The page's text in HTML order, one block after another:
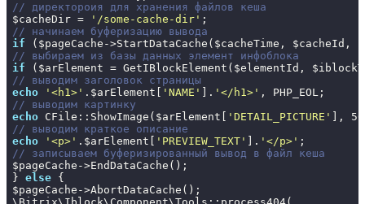
// директороия для хранения файлов кеша
$cacheDir =
'/some-cache-dir'
// начинаем буферизацию вывода
if
// выбираем из базы данных элемент инфоблока
if
// выводим заголовок страницы
echo
'<h1>' .$arElement[ 'NAME' ]. '</h1>'
// выводим картинку
echo CFile::ShowImage($arElement[ 'DETAIL_PICTURE' ],
// выводим краткое описание
echo
'<p>' .$arElement[ 'PREVIEW_TEXT' ]. '</p>'
// записываем буферизированный вывод в файл кеша
$pageCache->EndDataCache();
} else {
$pageCache->AbortDataCache();